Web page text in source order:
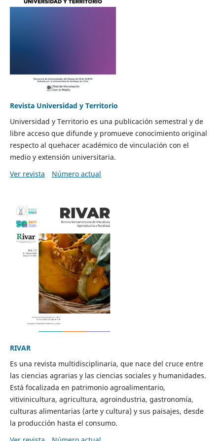
Revista Universidad y Territorio
Universidad y Territorio es una publicación semestral y de
libre acceso que difunde y promueve conocimiento original
respecto al quehacer académico de vinculación con el
medio y extensión universitaria.
Ver revista
Número actual
RIVAR
Es una revista multidisciplinaria, que nace del cruce entre
las ciencias agrarias y las ciencias sociales y humanidades.
Está focalizada en patrimonio agroalimentario,
vitivinicultura, agricultura, agroindustria, gastronomía,
culturas alimentarias (arte y cultura) y sus paisajes, desde
la producción hasta el consumo.